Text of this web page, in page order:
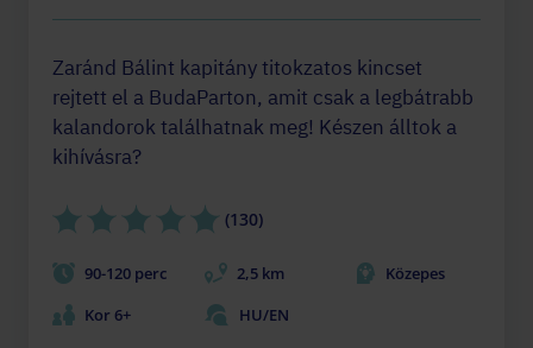
Zaránd Bálint kapitány titokzatos kincset
rejtett el a BudaParton, amit csak a legbátrabb
kalandorok találhatnak meg! Készen álltok a
kihívásra?
(130)
90-120 perc 2,5 km
Közepes
Kor 6+
HU/EN